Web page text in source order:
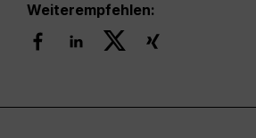
Weiterempfehlen: